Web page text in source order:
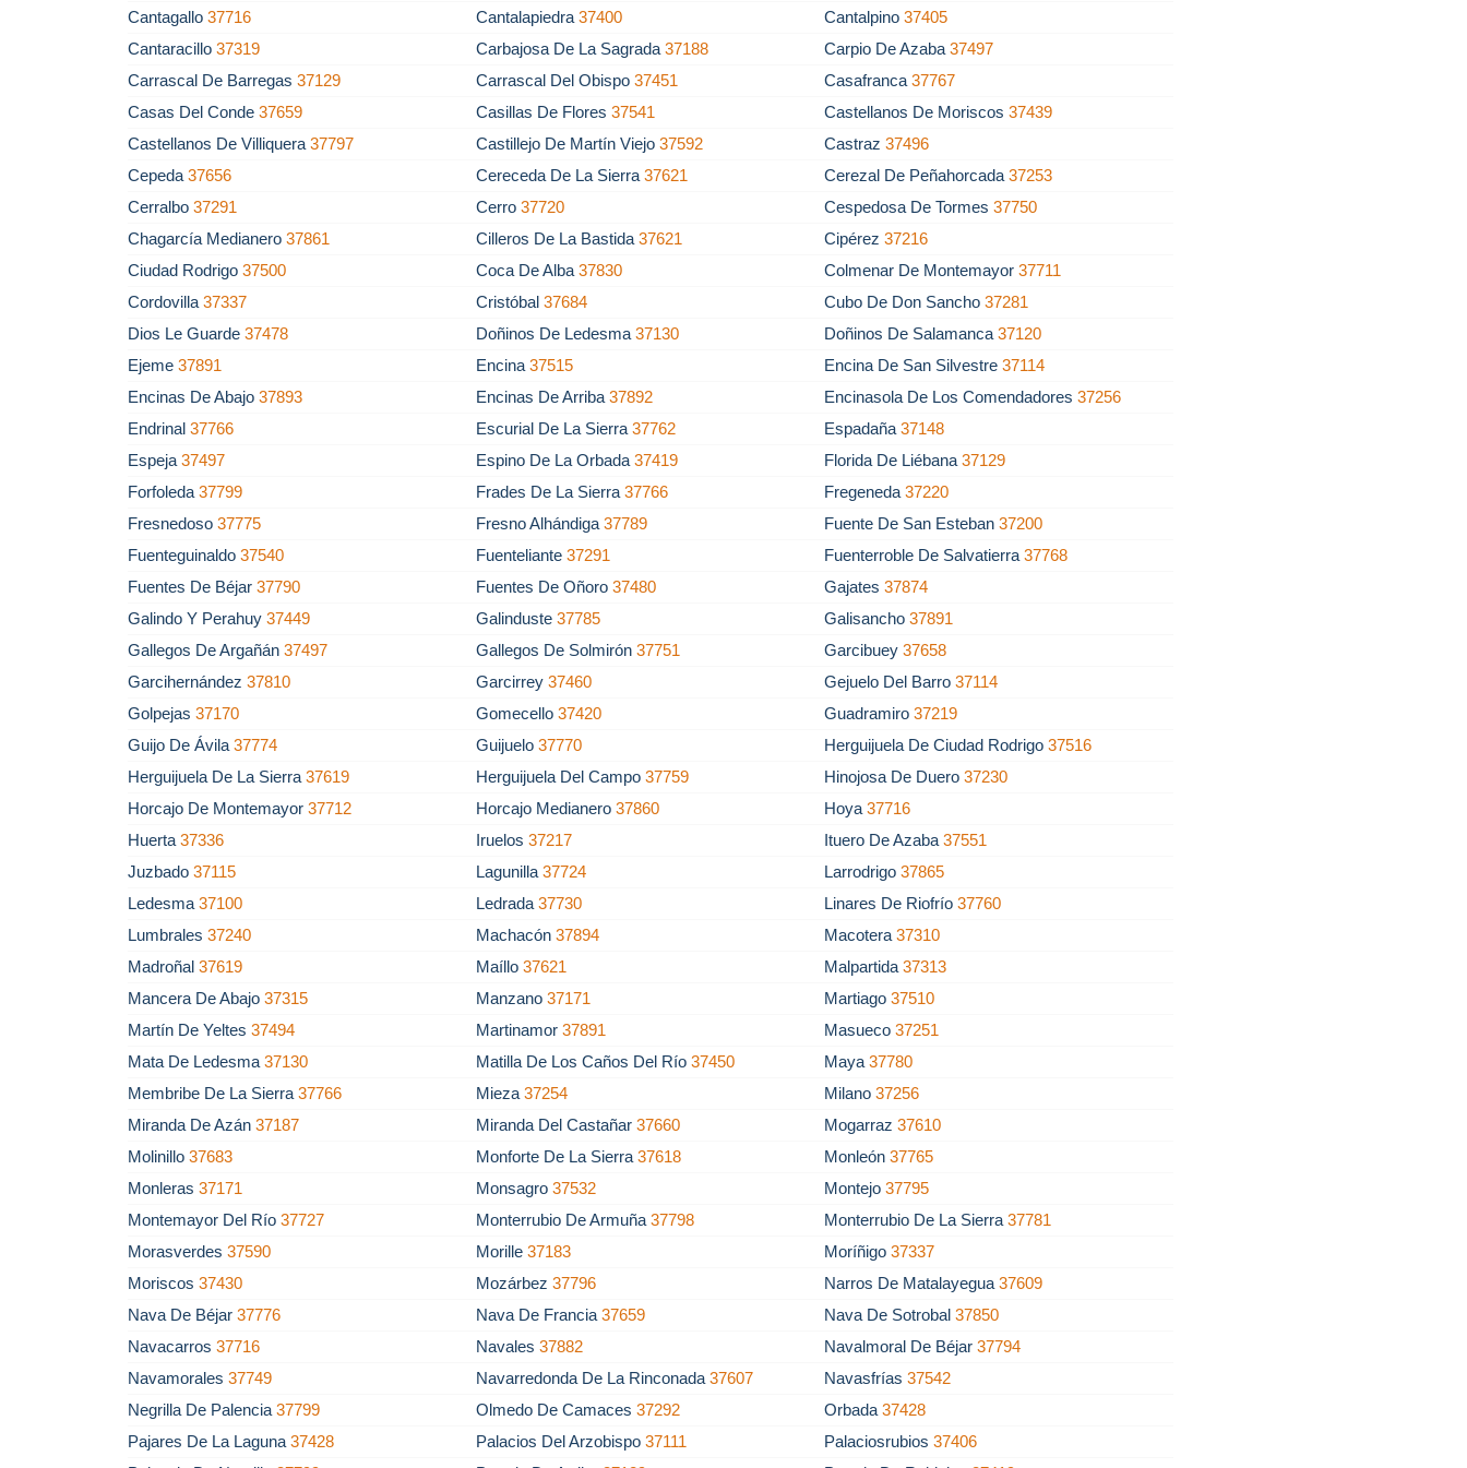
Cantagallo 37716 Cantalapiedra37400 Cantalpino37405
Cantaracillo 37319 Carbajosa De La Sagrada37188 Carpio De Azaba37497
Carrascal De Barregas 37129 Carrascal Del Obispo37451 Casafranca37767
Casas Del Conde 37659 Casillas De Flores37541 Castellanos De Moriscos37439
Castellanos De Villiquera 37797 Castillejo De Martín Viejo37592 Castraz37496
Cepeda 37656 Cereceda De La Sierra37621 Cerezal De Peñahorcada37253
Cerralbo 37291 Cerro37720 Cespedosa De Tormes37750
Chagarcía Medianero 37861 Cilleros De La Bastida37621 Cipérez37216
Ciudad Rodrigo 37500 Coca De Alba37830 Colmenar De Montemayor37711
Cordovilla 37337 Cristóbal37684 Cubo De Don Sancho37281
Dios Le Guarde 37478 Doñinos De Ledesma37130 Doñinos De Salamanca37120
Ejeme 37891 Encina37515 Encina De San Silvestre37114
Encinas De Abajo 37893 Encinas De Arriba37892 Encinasola De Los Comendadores37256
Endrinal 37766 Escurial De La Sierra37762 Espadaña37148
Espeja 37497 Espino De La Orbada37419 Florida De Liébana37129
Forfoleda 37799 Frades De La Sierra37766 Fregeneda37220
Fresnedoso 37775 Fresno Alhándiga37789 Fuente De San Esteban37200
Fuenteguinaldo 37540 Fuenteliante37291 Fuenterroble De Salvatierra37768
Fuentes De Béjar 37790 Fuentes De Oñoro37480 Gajates37874
Galindo Y Perahuy 37449 Galinduste37785 Galisancho37891
Gallegos De Argañán 37497 Gallegos De Solmirón37751 Garcibuey37658
Garcihernández 37810 Garcirrey37460 Gejuelo Del Barro37114
Golpejas 37170 Gomecello37420 Guadramiro37219
Guijo De Ávila 37774 Guijuelo37770 Herguijuela De Ciudad Rodrigo37516
Herguijuela De La Sierra 37619 Herguijuela Del Campo37759 Hinojosa De Duero37230
Horcajo De Montemayor 37712 Horcajo Medianero37860 Hoya37716
Huerta 37336 Iruelos37217 Ituero De Azaba37551
Juzbado 37115 Lagunilla37724 Larrodrigo37865
Ledesma 37100 Ledrada37730 Linares De Riofrío37760
Lumbrales 37240 Machacón37894 Macotera37310
Madroñal 37619 Maíllo37621 Malpartida37313
Mancera De Abajo 37315 Manzano37171 Martiago37510
Martín De Yeltes 37494 Martinamor37891 Masueco37251
Mata De Ledesma 37130 Matilla De Los Caños Del Río37450 Maya37780
Membribe De La Sierra 37766 Mieza37254 Milano37256
Miranda De Azán 37187 Miranda Del Castañar37660 Mogarraz37610
Molinillo 37683 Monforte De La Sierra37618 Monleón37765
Monleras 37171 Monsagro37532 Montejo37795
Montemayor Del Río 37727 Monterrubio De Armuña37798 Monterrubio De La Sierra37781
Morasverdes 37590 Morille37183 Moríñigo37337
Moriscos 37430 Mozárbez37796 Narros De Matalayegua37609
Nava De Béjar 37776 Nava De Francia37659 Nava De Sotrobal37850
Navacarros 37716 Navales37882 Navalmoral De Béjar37794
Navamorales 37749 Navarredonda De La Rinconada37607 Navasfrías37542
Negrilla De Palencia 37799 Olmedo De Camaces37292 Orbada37428
Pajares De La Laguna 37428 Palacios Del Arzobispo37111 Palaciosrubios37406